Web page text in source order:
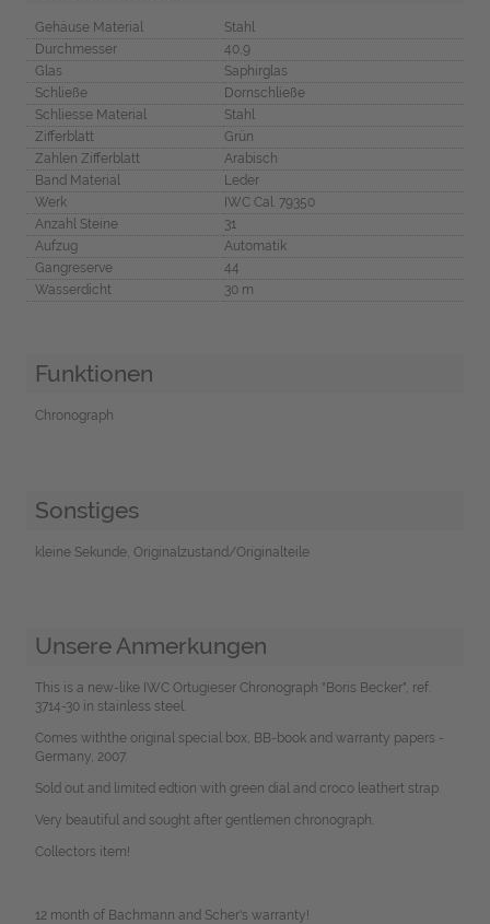
Gehäuse Material
Stahl
Durchmesser
40,9
Glas
Saphirglas
Schließe
Dornschließe
Schliesse Material
Stahl
Zifferblatt
Grün
Zahlen Zifferblatt
Arabisch
Band Material
Leder
Werk
IWC Cal. 79350
Anzahl Steine
31
Aufzug
Automatik
Gangreserve
44
Wasserdicht
30 m
Funktionen
Chronograph
Sonstiges
kleine Sekunde, Originalzustand/Originalteile
Unsere Anmerkungen
This is a new-like IWC Ortugieser Chronograph "Boris Becker", ref.
3714-30 in stainless steel.
Comes withthe original special box, BB-book and warranty papers -
Germany, 2007.
Sold out and limited edtion with green dial and croco leathert strap.
Very beautiful and sought after gentlemen chronograph.
Collectors item!
12 month of Bachmann and Scher's warranty!